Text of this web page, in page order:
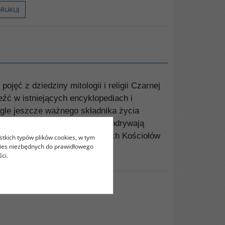
z dziedziny mitologii i religii Czarnej
w istniejących encyklopediach i
jeszcze ważnego składnika życia
i islamu - choć religie te odrywają
i afrochrześcijańskich Kościołów
typów plików cookies, w tym
niezbędnych do prawidłowego